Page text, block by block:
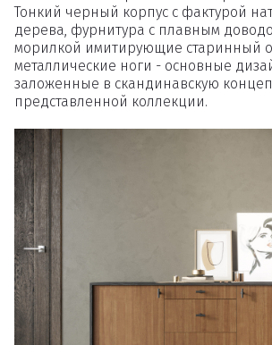
Тонкий черный корпус с фактурой
дерева, фурнитура с плавным
морилкой имитирующие старинный
металлические ноги - основные
заложенные в скандинавскую
представленной коллекции.
Вы точно хотите
товар из
Удалить